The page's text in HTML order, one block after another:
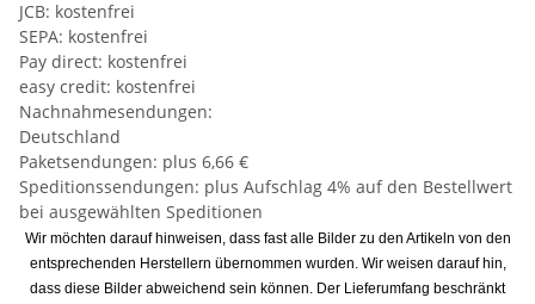
JCB: kostenfrei
SEPA: kostenfrei
Pay direct: kostenfrei
easy credit: kostenfrei
Nachnahmesendungen:
Deutschland
Paketsendungen: plus 6,66 €
Speditionssendungen: plus Aufschlag 4% auf den Bestellwert
bei ausgewählten Speditionen
Wir möchten darauf hinweisen, dass fast alle Bilder zu den Artikeln von den
entsprechenden Herstellern übernommen wurden. Wir weisen darauf hin,
dass diese Bilder abweichend sein können. Der Lieferumfang beschränkt